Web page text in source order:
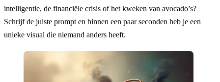
intelligentie, de financiële crisis of het kweken van avocado’s?
Schrijf de juiste prompt en binnen een paar seconden heb je een
unieke visual die niemand anders heeft.